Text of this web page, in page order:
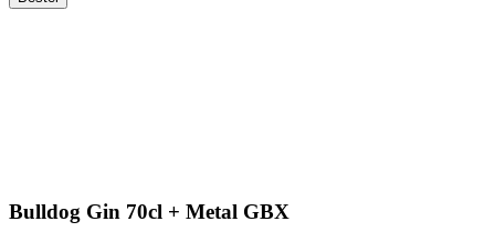
Organic
Bulldog Gin 70cl + Metal GBX